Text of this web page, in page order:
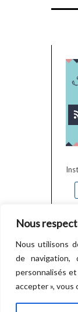
Nous
Nous utilisons
de navigation,
personnalisés
accepter »,